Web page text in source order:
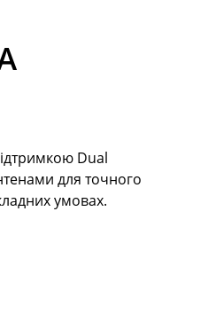
Dual
для точного
умовах.​